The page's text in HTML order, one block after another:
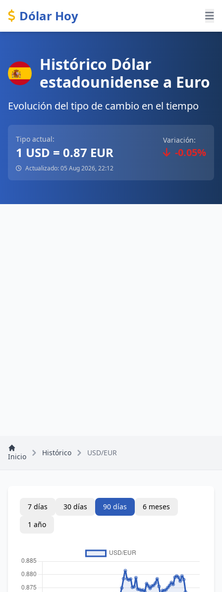
Dólar Hoy
Histórico Dólar
estadounidense a Euro
Evolución del tipo de cambio en el tiempo
Tipo actual:
1 USD = 0.87 EUR
Variación:
-0.05%
Actualizado: 05 Aug 2026, 22:12
Inicio Histórico USD/EUR
7 días 30 días 90 días
6 meses
1 año